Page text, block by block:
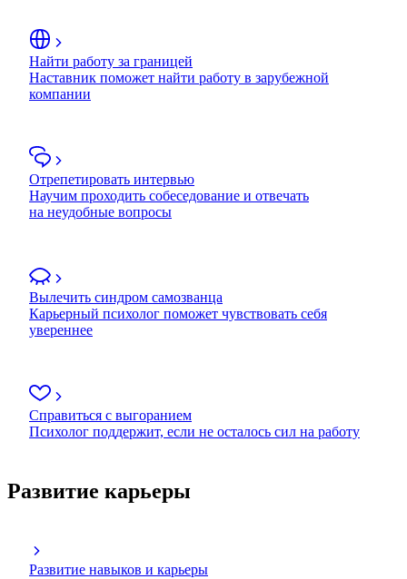
Найти работу за границей
Наставник поможет найти работу в зарубежной
компании
Отрепетировать интервью
Научим проходить собеседование и отвечать
на неудобные вопросы
Вылечить синдром самозванца
Карьерный психолог поможет чувствовать себя
увереннее
Справиться с выгоранием
Психолог поддержит, если не осталось сил на работу
Развитие карьеры
Развитие навыков и карьеры